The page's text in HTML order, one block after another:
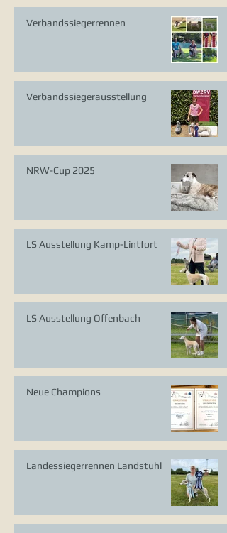
Verbandssiegerrennen
Verbandssiegerausstellung
NRW-Cup 2025
LS Ausstellung Kamp-Lintfort
LS Ausstellung Offenbach
Neue Champions
Landessiegerrennen Landstuhl